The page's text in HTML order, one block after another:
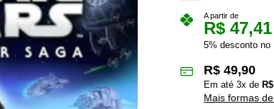
A partir de
R$ 47,41
5% desconto no
R$ 49,90
Em até 3x de R$
Mais formas